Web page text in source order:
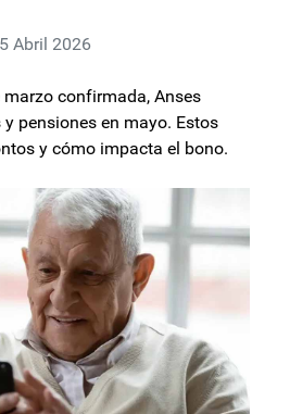
Abril 2026
confirmada, Anses
pensiones en mayo. Estos
y cómo impacta el bono.